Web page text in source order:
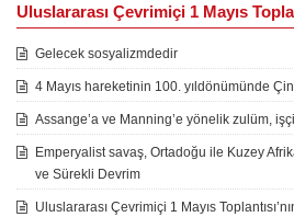
Uluslararası Çevrimiçi 1 Mayıs
Gelecek sosyalizmdedir
4 Mayıs hareketinin 100. yıldönümünde
Assange’a ve Manning’e yönelik zulüm, işçi
Emperyalist savaş, Ortadoğu ile Kuzey
ve Sürekli Devrim
Uluslararası Çevrimiçi 1 Mayıs